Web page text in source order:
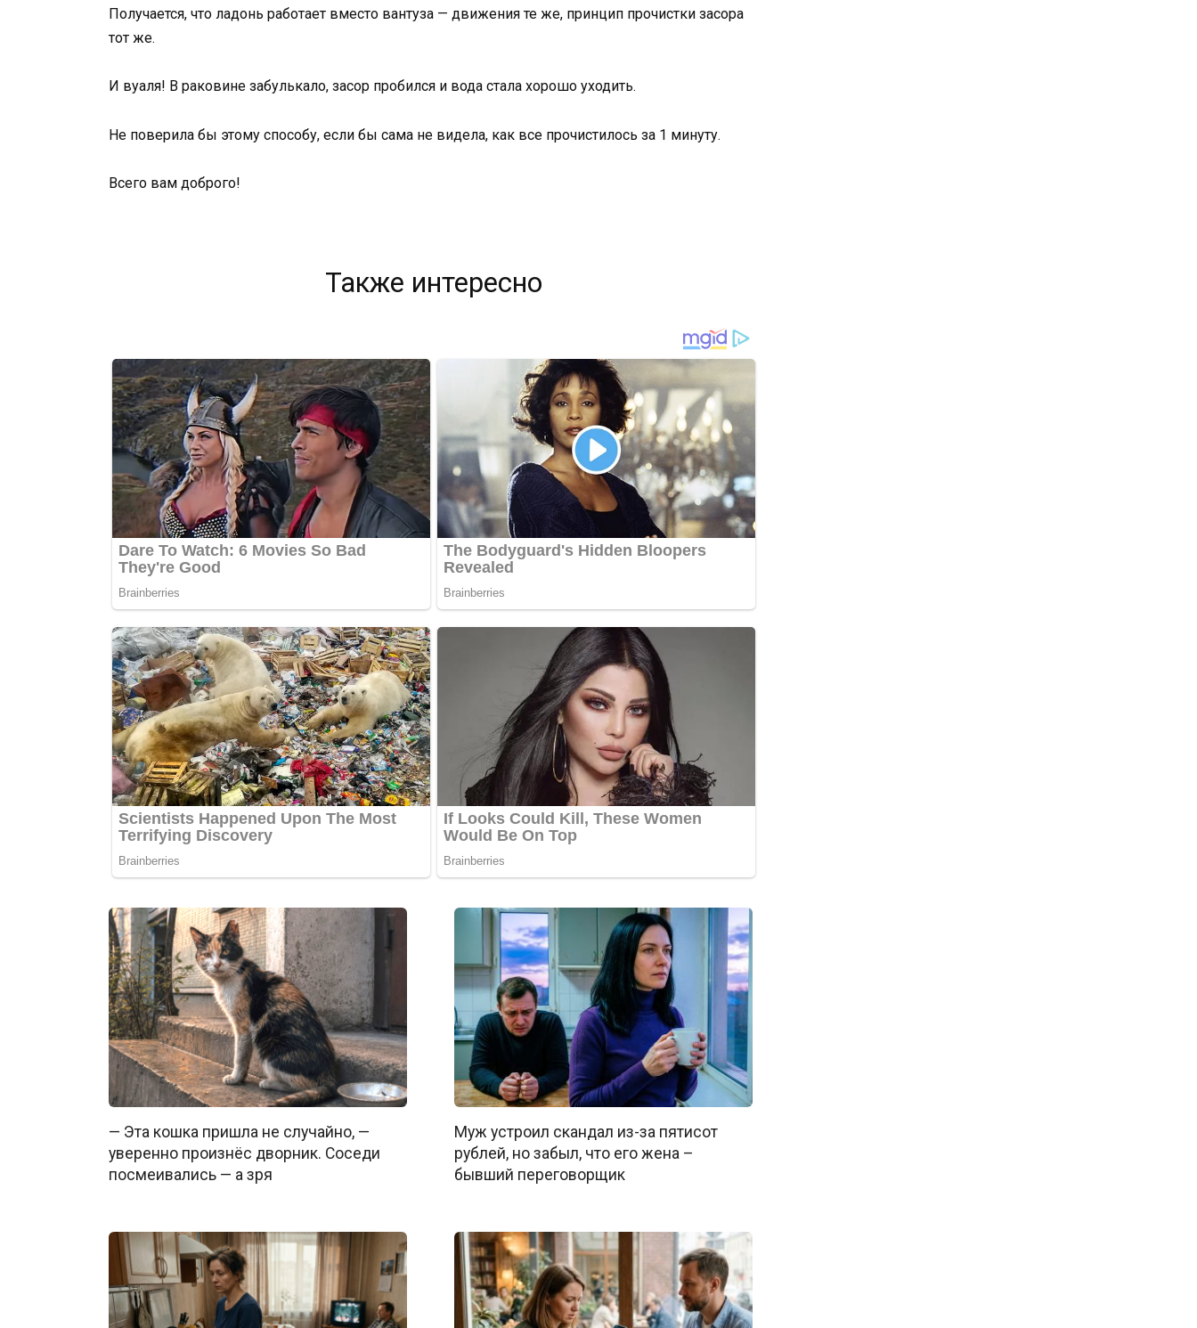
Получается, что ладонь работает вместо вантуза — движения те же, принцип прочистки засора
тот же.
И вуаля! В раковине забулькало, засор пробился и вода стала хорошо уходить.
Не поверила бы этому способу, если бы сама не видела, как все прочистилось за 1 минуту.
Всего вам доброго!
Также интересно
— Эта кошка пришла не случайно, —
уверенно произнёс дворник. Соседи
посмеивались — а зря
Муж устроил скандал из-за пятисот
рублей, но забыл, что его жена –
бывший переговорщик